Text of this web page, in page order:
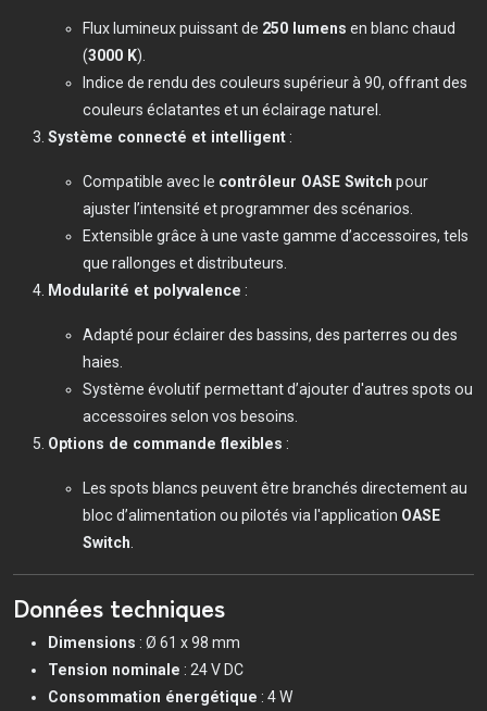
Flux lumineux puissant de 250 lumens en blanc chaud
(3000 K).
Indice de rendu des couleurs supérieur à 90, offrant des
couleurs éclatantes et un éclairage naturel.
Système connecté et intelligent :
Compatible avec le contrôleur OASE Switch pour
ajuster l’intensité et programmer des scénarios.
Extensible grâce à une vaste gamme d’accessoires, tels
que rallonges et distributeurs.
Modularité et polyvalence :
Adapté pour éclairer des bassins, des parterres ou des
haies.
Système évolutif permettant d’ajouter d'autres spots ou
accessoires selon vos besoins.
Options de commande flexibles :
Les spots blancs peuvent être branchés directement au
bloc d’alimentation ou pilotés via l'application OASE
Switch
Données techniques
Dimensions : Ø 61 x 98 mm
Tension nominale : 24 V DC
Consommation énergétique : 4 W